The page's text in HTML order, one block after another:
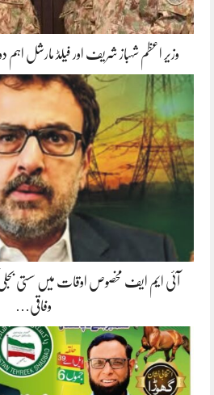
وزیر اعظم شہباز شریف اور فیلڈ مارشل
آئی ایم ایف مخصوص اوقات میں سستی
وفاقی…